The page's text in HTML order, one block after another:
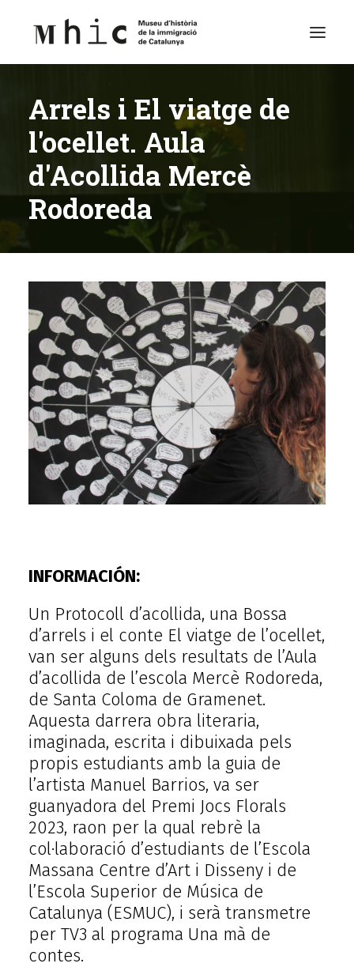
Museo
Visítanos
Exposiciones
Espacio Educativo
Contenido
Español
Arrels i El viatge de
l'ocellet. Aula
d'Acollida Mercè
Rodoreda
INFORMACIÓN:
Un Protocoll d’acollida, una Bossa
d’arrels i el conte El viatge de l’ocellet,
van ser alguns dels resultats de l’Aula
d’acollida de l’escola Mercè Rodoreda,
de Santa Coloma de Gramenet.
Aquesta darrera obra literaria,
imaginada, escrita i dibuixada pels
propis estudiants amb la guia de
l’artista Manuel Barrios, va ser
guanyadora del Premi Jocs Florals
2023, raon per la qual rebrè la
col·laboració d’estudiants de l’Escola
Massana Centre d’Art i Disseny i de
l’Escola Superior de Música de
Catalunya (ESMUC), i serà transmetre
per TV3 al programa Una mà de
contes.